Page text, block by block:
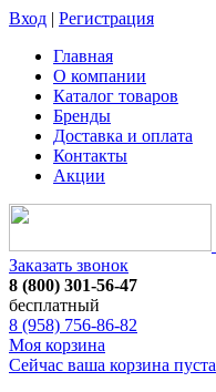
Вход | Регистрация
Главная
О компании
Каталог товаров
Бренды
Доставка и оплата
Контакты
Акции
Заказать звонок
8 (800) 301-56-47
бесплатный
8 (958) 756-86-82
Моя корзина
Сейчас ваша корзина пуста